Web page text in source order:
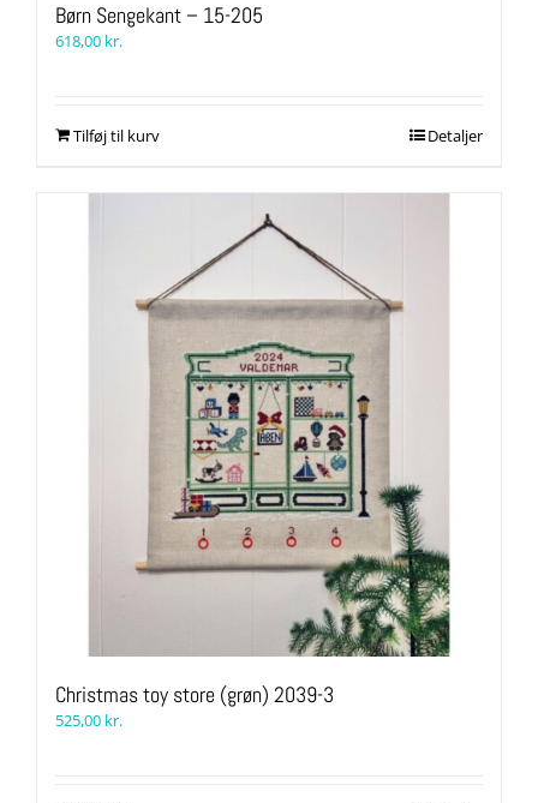
Børn Sengekant – 15-205
618,00 kr.
Tilføj til kurv Detaljer
Christmas toy store (grøn) 2039-3
525,00 kr.